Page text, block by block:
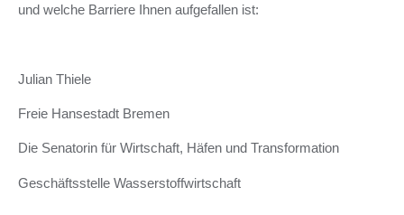
und welche Barriere Ihnen aufgefallen ist:
Julian Thiele
Freie Hansestadt Bremen
Die Senatorin für Wirtschaft, Häfen und Transformation
Geschäftsstelle Wasserstoffwirtschaft